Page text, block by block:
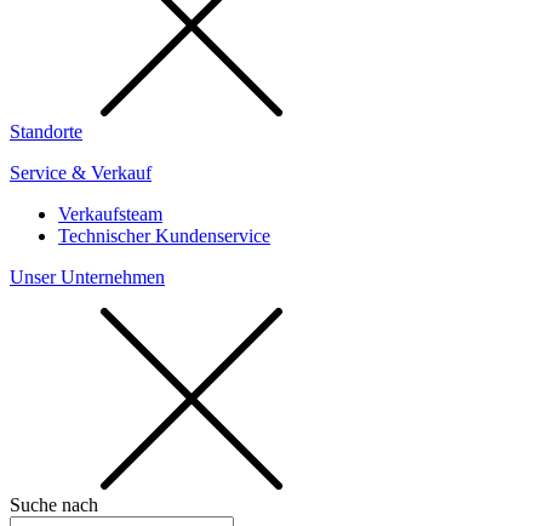
Standorte
Service & Verkauf
Verkaufsteam
Technischer Kundenservice
Unser Unternehmen
Suche nach